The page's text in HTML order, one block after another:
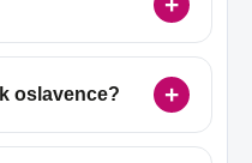
oslavence?